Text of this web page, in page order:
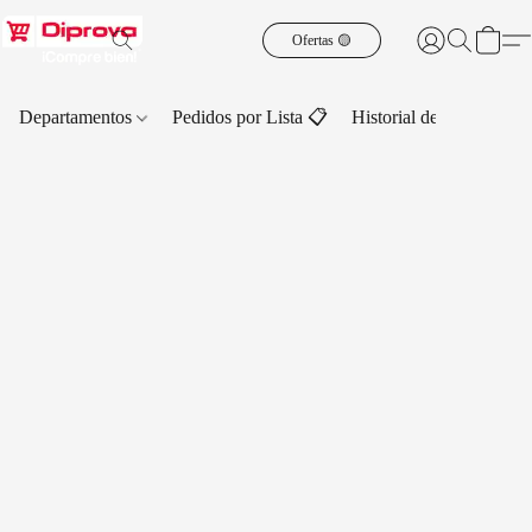
Ofertas 🟡
Departamentos Pedidos por Lista 📋 Historial de Pedidos